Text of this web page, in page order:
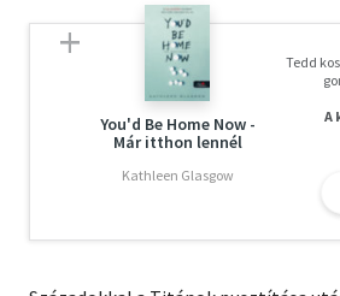
You'd Be Home Now -
Már itthon lennél
Kathleen Glasgow
Tedd
A